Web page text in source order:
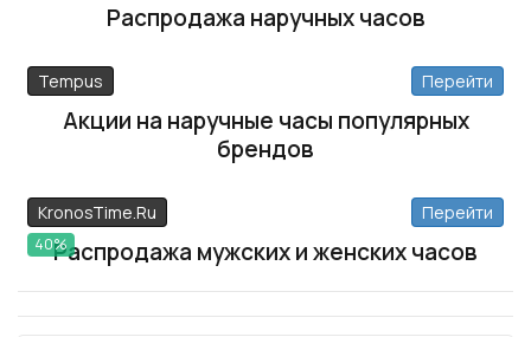
Распродажа наручных часов
Tempus Перейти
Акции на наручные часы популярных
брендов
KronosTime.Ru
40%
Перейти
Распродажа мужских и женских часов